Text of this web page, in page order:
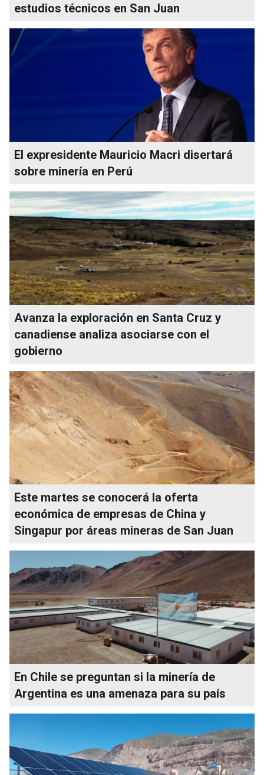
estudios técnicos en San Juan
El expresidente Mauricio Macri disertará
sobre minería en Perú
Avanza la exploración en Santa Cruz y
canadiense analiza asociarse con el
gobierno
Este martes se conocerá la oferta
económica de empresas de China y
Singapur por áreas mineras de San Juan
En Chile se preguntan si la minería de
Argentina es una amenaza para su país